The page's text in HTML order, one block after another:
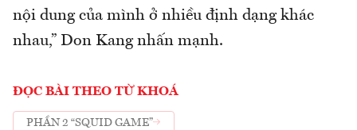
nội dung của mình ở nhiều định dạng khác
nhau,” Don Kang nhấn mạnh.
ĐỌC BÀI THEO TỪ KHOÁ
PHẦN 2 “SQUID GAME”